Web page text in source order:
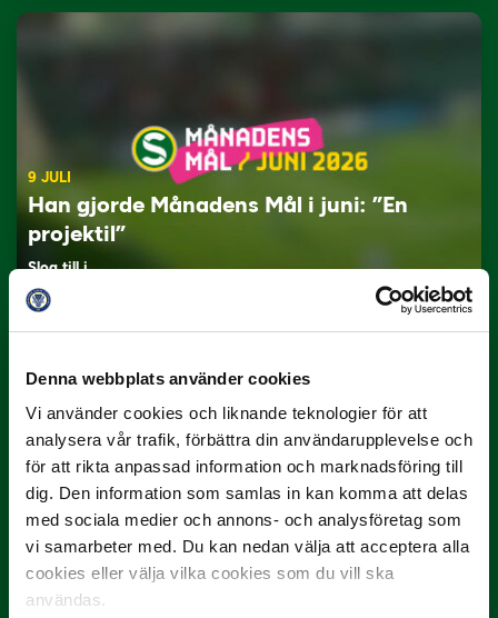
Denna webbplats använder cookies
Vi använder cookies och liknande teknologier för att
analysera vår trafik, förbättra din användarupplevelse och
för att rikta anpassad information och marknadsföring till
dig. Den information som samlas in kan komma att delas
med sociala medier och annons- och analysföretag som
vi samarbeter med. Du kan nedan välja att acceptera alla
cookies eller välja vilka cookies som du vill ska
användas.
9 JULI
Han gjorde Månadens Mål i juni: ”En
projektil”
Slog till i…
3 JULI
Rösta på Månadens Spelare i juni
Yttrar gör…